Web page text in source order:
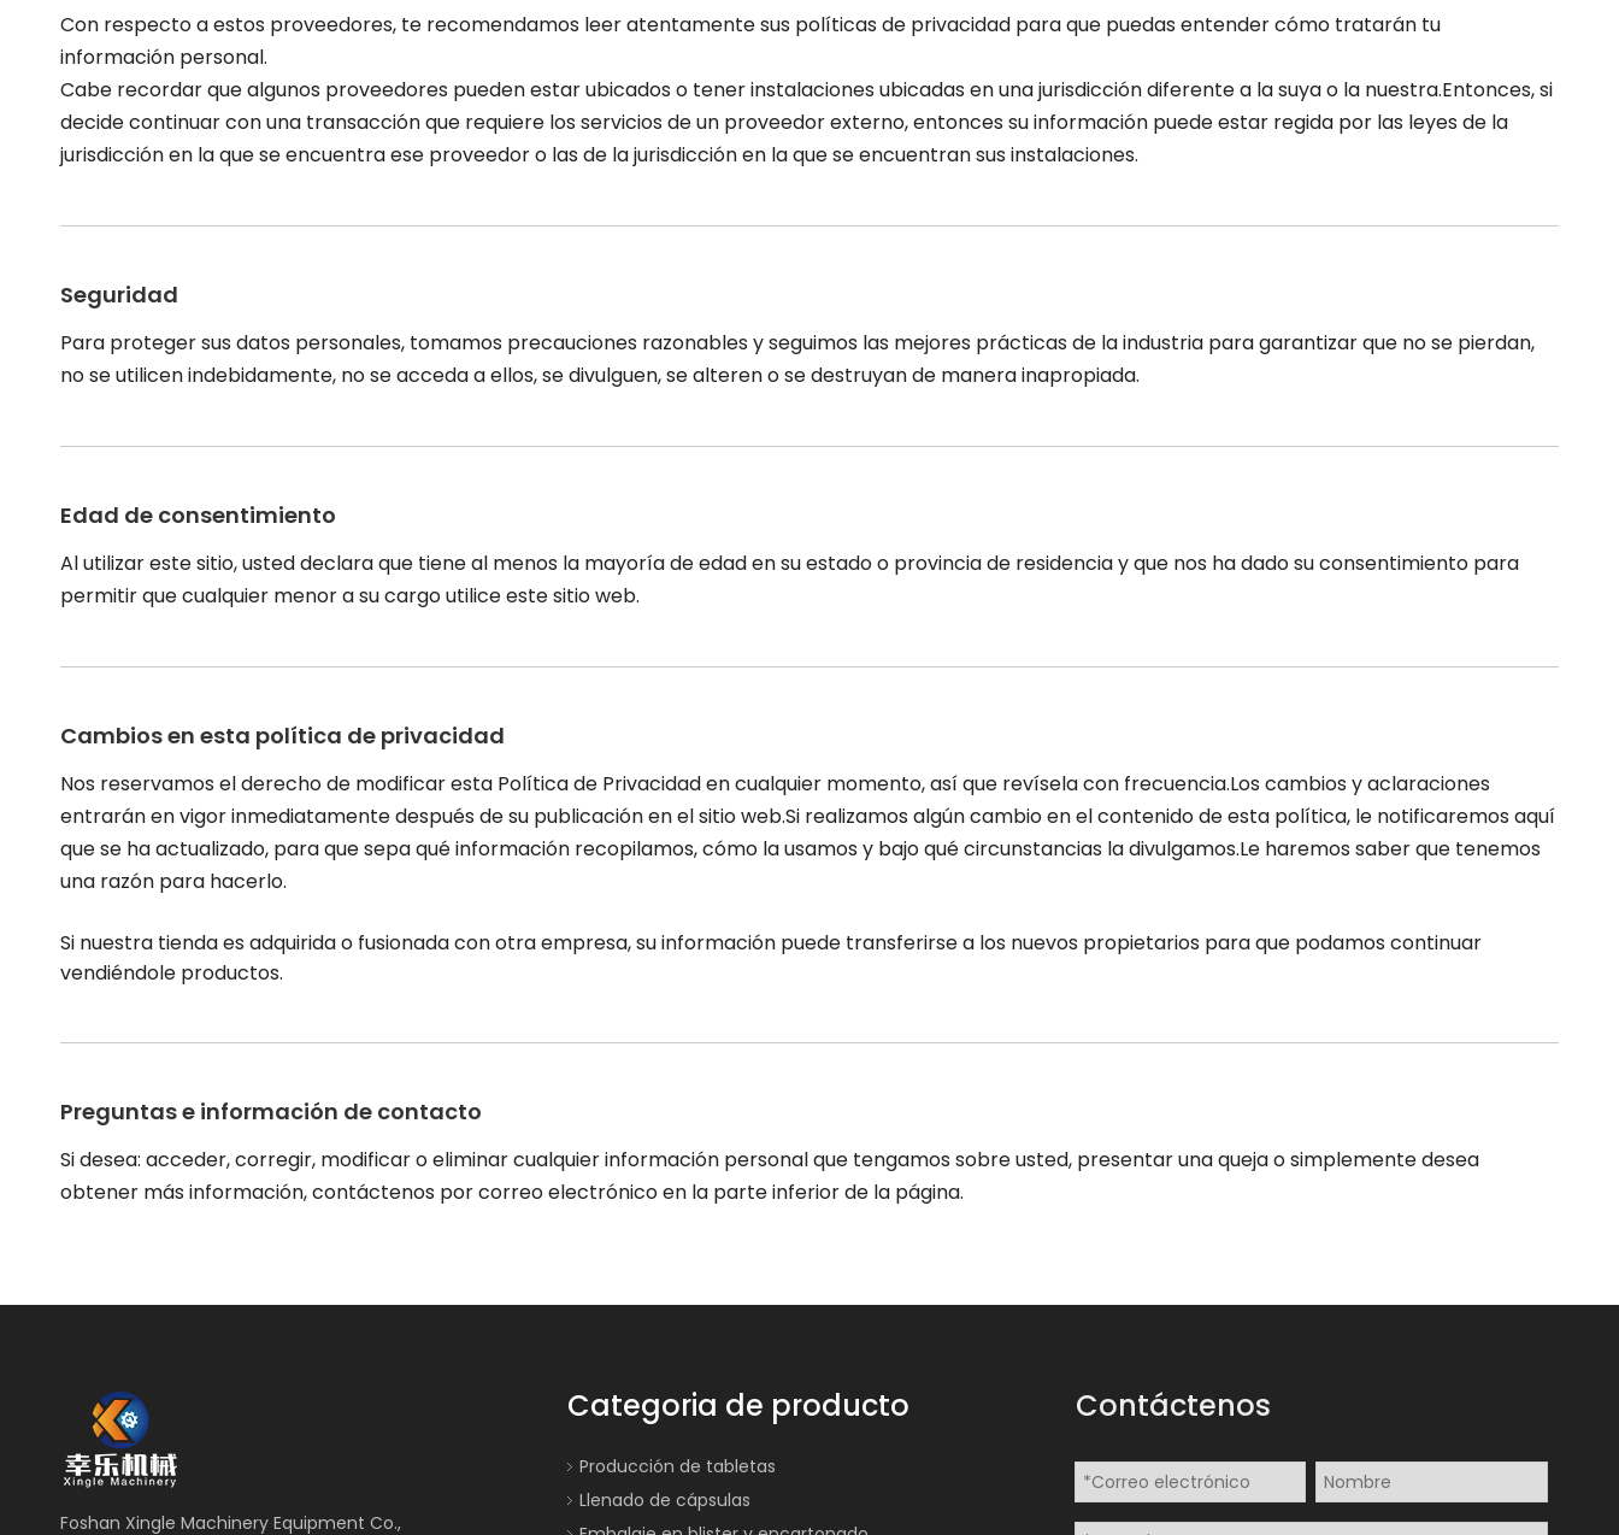
Con respecto a estos proveedores, te recomendamos leer atentamente sus políticas de privacidad para que puedas entender cómo tratarán tu
información personal.
Cabe recordar que algunos proveedores pueden estar ubicados o tener instalaciones ubicadas en una jurisdicción diferente a la suya o la nuestra.Entonces, si
decide continuar con una transacción que requiere los servicios de un proveedor externo, entonces su información puede estar regida por las leyes de la
jurisdicción en la que se encuentra ese proveedor o las de la jurisdicción en la que se encuentran sus instalaciones.
Seguridad
Para proteger sus datos personales, tomamos precauciones razonables y seguimos las mejores prácticas de la industria para garantizar que no se pierdan,
no se utilicen indebidamente, no se acceda a ellos, se divulguen, se alteren o se destruyan de manera inapropiada.
Edad de consentimiento
Al utilizar este sitio, usted declara que tiene al menos la mayoría de edad en su estado o provincia de residencia y que nos ha dado su consentimiento para
permitir que cualquier menor a su cargo utilice este sitio web.
Cambios en esta política de privacidad
Nos reservamos el derecho de modificar esta Política de Privacidad en cualquier momento, así que revísela con frecuencia.Los cambios y aclaraciones
entrarán en vigor inmediatamente después de su publicación en el sitio web.Si realizamos algún cambio en el contenido de esta política, le notificaremos aquí
que se ha actualizado, para que sepa qué información recopilamos, cómo la usamos y bajo qué circunstancias la divulgamos.Le haremos saber que tenemos
una razón para hacerlo.
Si nuestra tienda es adquirida o fusionada con otra empresa, su información puede transferirse a los nuevos propietarios para que podamos continuar
vendiéndole productos.
Preguntas e información de contacto
Si desea: acceder, corregir, modificar o eliminar cualquier información personal que tengamos sobre usted, presentar una queja o simplemente desea
obtener más información, contáctenos por correo electrónico en la parte inferior de la página.
Foshan Xingle Machinery Equipment Co.,
Categoria de producto
Producción de tabletas
Llenado de cápsulas
Contáctenos